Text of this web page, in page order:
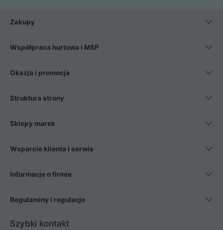
Zakupy
Współpraca hurtowa i MŚP
Okazja i promocja
Struktura strony
Sklepy marek
Wsparcie klienta i serwis
Informacje o firmie
Regulaminy i regulacje
Szybki kontakt